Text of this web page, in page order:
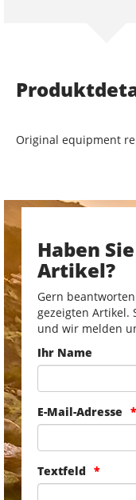
Original equipment
Haben
Artikel?
Gern
gezeigten Artikel.
und wir melden
Ihr Name
E-Mail-Adresse
Textfeld